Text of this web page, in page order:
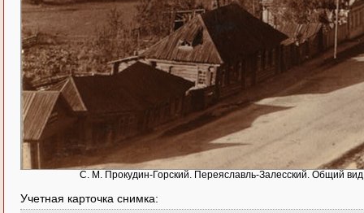
С. М. Прокудин-Горский. Переяславль-Залесский. Общий
Учетная карточка снимка: